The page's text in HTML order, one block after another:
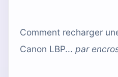
Comment recharger
Canon LBP... par